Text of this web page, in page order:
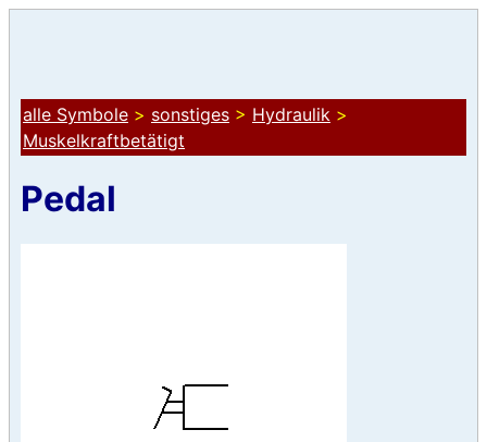
alle Symbole > sonstiges > Hydraulik >
Muskelkraftbetätigt
Pedal